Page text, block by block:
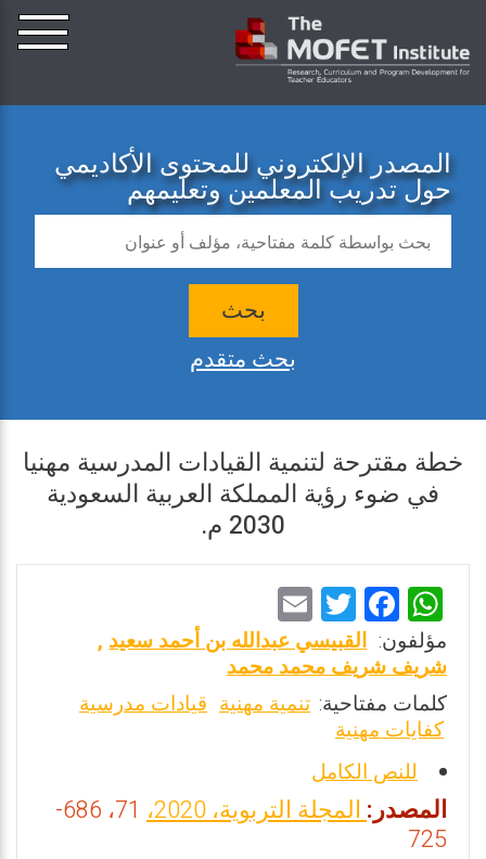
المصدر الإلكتروني للمحتوى الأكاديمي
حول تدريب المعلمين وتعليمهم
بحث
بحث متقدم
خطة مقترحة لتنمية القيادات المدرسية مهنيا
في ضوء رؤية المملكة العربية السعودية
2030 م.
W
h
at
s
A
p
p
F
a
ce
b
o
o
k
T
wi
tt
er
m
ai
l
مؤلفون: القبيسي عبدالله بن أحمد سعيد,
شريف شريف محمد محمد
كلمات مفتاحية: تنمية مهنية قيادات مدرسية
كفايات مهنية
للنص الكامل
المصدر:المجلة التربوية، 2020،
71، 686-
725